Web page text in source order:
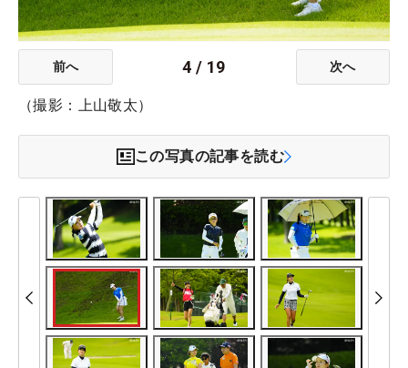
前へ 4 / 19 次へ
（撮影：上山敬太）
この写真の記事を読む